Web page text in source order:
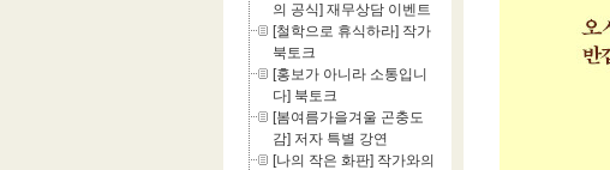
의 공식] 재무상담 이벤트
[철학으로 휴식하라] 작가
북토크
[홍보가 아니라 소통입니
다] 북토크
[봄여름가을겨울 곤충도
감] 저자 특별 강연
[나의 작은 화판] 작가와의